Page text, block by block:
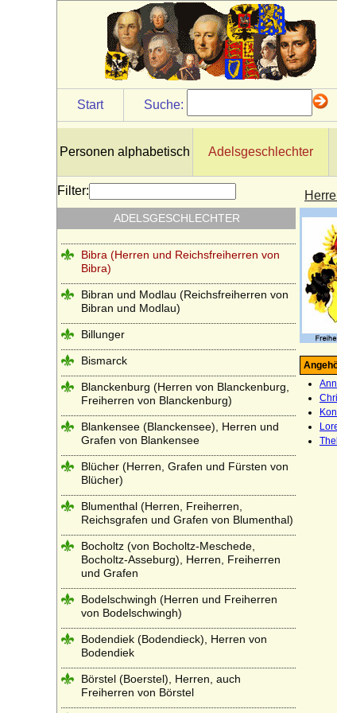
Start Suche:
Personen alphabetisch Adelsgeschlechter
Filter:
ADELSGESCHLECHTER
Schönfeld)
Berlepsch (Herren, Freiherren und Grafen
von Berlepsch)
Berlichingen (Reichsritter, Freiherren und
Grafen von Berlichingen)
Bernstorff (Herren, Freiherren und Grafen
von Bernstorff)
Bertkow (Bertikow, Bertkau), Herren von
Bethusy-Huc (Grafen von Bethusy-Huc)
Beust (Herren, Freiherren und
Reichsgrafen von Beust)
Bibra (Herren und Reichsfreiherren von
Bibra)
Bibran und Modlau (Reichsfreiherren von
Bibran und Modlau)
Billunger
Bismarck
Blanckenburg (Herren von Blanckenburg,
Freiherren von Blanckenburg)
Blankensee (Blanckensee), Herren und
Grafen von Blankensee
Blücher (Herren, Grafen und Fürsten von
Blücher)
Blumenthal (Herren, Freiherren,
Reichsgrafen und Grafen von Blumenthal)
Bocholtz (von Bocholtz-Meschede,
Bocholtz-Asseburg), Herren, Freiherren
und Grafen
Bodelschwingh (Herren und Freiherren
von Bodelschwingh)
Bodendiek (Bodendieck), Herren von
Bodendiek
Börstel (Boerstel), Herren, auch
Freiherren von Börstel